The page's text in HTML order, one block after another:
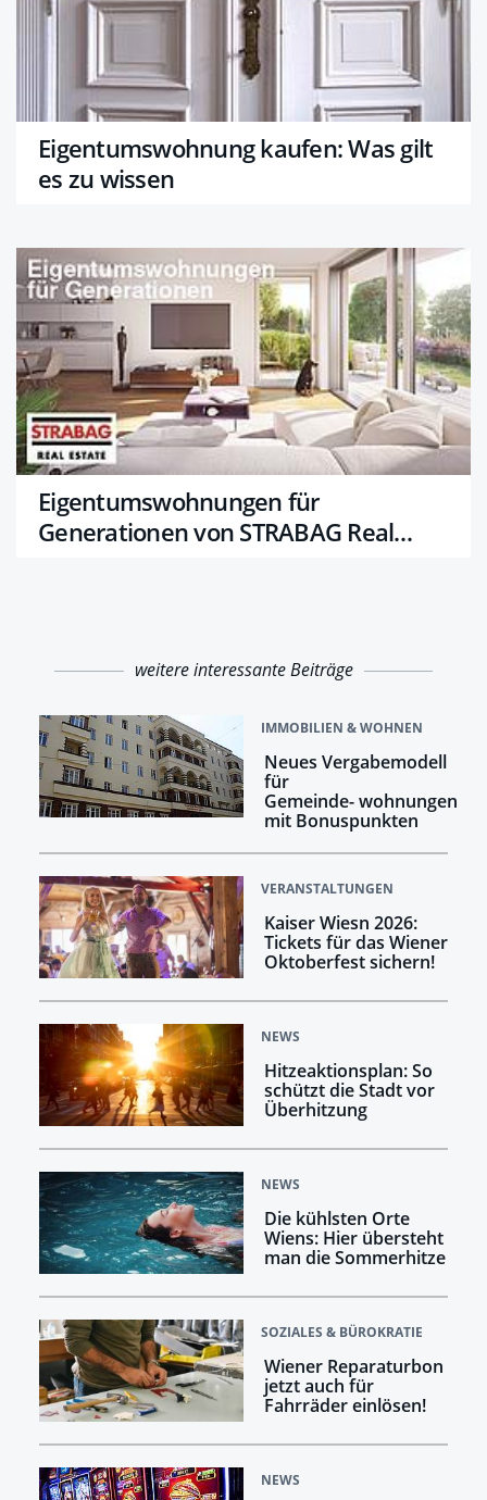
Eigentumswohnung kaufen: Was gilt
es zu wissen
Eigentumswohnungen für
Generationen von STRABAG Real
weitere interessante Beiträge
IMMOBILIEN & WOHNEN
Neues Vergabemodell
für
Gemeinde- wohnungen
mit Bonuspunkten
VERANSTALTUNGEN
Kaiser Wiesn 2026:
Tickets für das Wiener
Oktoberfest sichern!
NEWS
Hitzeaktionsplan: So
schützt die Stadt vor
Überhitzung
NEWS
Die kühlsten Orte
Wiens: Hier übersteht
man die Sommerhitze
SOZIALES & BÜROKRATIE
Wiener Reparaturbon
jetzt auch für
Fahrräder einlösen!
NEWS